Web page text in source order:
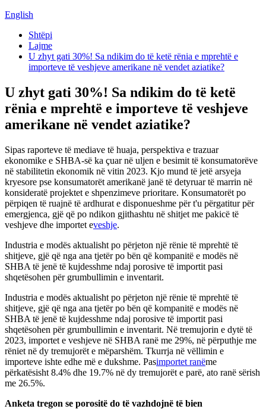
English
Shtëpi
Lajme
U zhyt gati 30%! Sa ndikim do të ketë rënia e mprehtë e
importeve të veshjeve amerikane në vendet aziatike?
U zhyt gati 30%! Sa ndikim do të ketë
rënia e mprehtë e importeve të veshjeve
amerikane në vendet aziatike?
Sipas raporteve të mediave të huaja, perspektiva e trazuar
ekonomike e SHBA-së ka çuar në uljen e besimit të konsumatorëve
në stabilitetin ekonomik në vitin 2023. Kjo mund të jetë arsyeja
kryesore pse konsumatorët amerikanë janë të detyruar të marrin në
konsideratë projektet e shpenzimeve prioritare. Konsumatorët po
përpiqen të ruajnë të ardhurat e disponueshme për t'u përgatitur për
emergjenca, gjë që po ndikon gjithashtu në shitjet me pakicë të
veshjeve dhe importet eveshje.
Industria e modës aktualisht po përjeton një rënie të mprehtë të
shitjeve, gjë që nga ana tjetër po bën që kompanitë e modës në
SHBA të jenë të kujdesshme ndaj porosive të importit pasi
shqetësohen për grumbullimin e inventarit.
Industria e modës aktualisht po përjeton një rënie të mprehtë të
shitjeve, gjë që nga ana tjetër po bën që kompanitë e modës në
SHBA të jenë të kujdesshme ndaj porosive të importit pasi
shqetësohen për grumbullimin e inventarit. Në tremujorin e dytë të
2023, importet e veshjeve në SHBA ranë me 29%, në përputhje me
rëniet në dy tremujorët e mëparshëm. Tkurrja në vëllimin e
importeve ishte edhe më e dukshme. Pasimportet ranëme
përkatësisht 8.4% dhe 19.7% në dy tremujorët e parë, ato ranë sërish
me 26.5%.
Anketa tregon se porositë do të vazhdojnë të bien